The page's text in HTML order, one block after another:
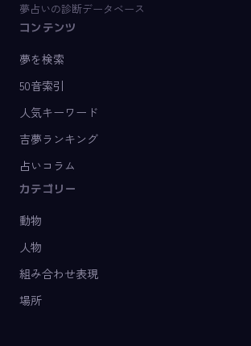
夢占いの診断データベース
コンテンツ
夢を検索
50音索引
人気キーワード
吉夢ランキング
占いコラム
カテゴリー
動物
人物
組み合わせ表現
場所